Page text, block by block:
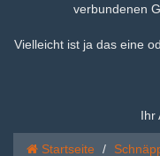
verbundenen
Vielleicht ist ja das eine
Ihr
Startseite